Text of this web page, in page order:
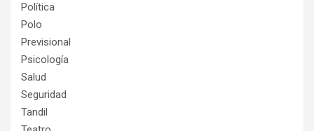
Política
Polo
Previsional
Psicología
Salud
Seguridad
Tandil